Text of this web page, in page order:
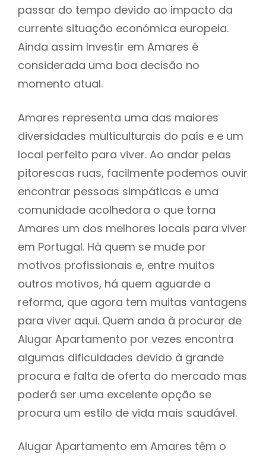
passar do tempo devido ao impacto da
currente situação económica europeia.
Ainda assim Investir em Amares é
considerada uma boa decisão no
momento atual.
Amares representa uma das maiores
diversidades multiculturais do país e e um
local perfeito para viver. Ao andar pelas
pitorescas ruas, facilmente podemos ouvir
encontrar pessoas simpáticas e uma
comunidade acolhedora o que torna
Amares um dos melhores locais para viver
em Portugal. Há quem se mude por
motivos profissionais e, entre muitos
outros motivos, há quem aguarde a
reforma, que agora tem muitas vantagens
para viver aqui. Quem anda à procurar de
Alugar Apartamento por vezes encontra
algumas dificuldades devido à grande
procura e falta de oferta do mercado mas
poderá ser uma excelente opção se
procura um estilo de vida mais saudável.
Alugar Apartamento em Amares têm o